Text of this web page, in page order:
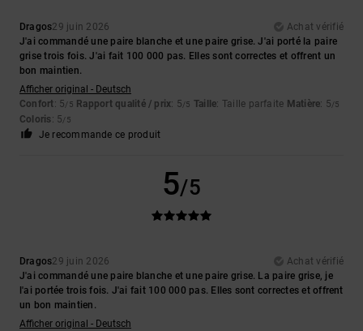
Dragos29 juin 2026
Achat vérifié
J'ai commandé une paire blanche et une paire grise. J'ai porté la paire
grise trois fois. J'ai fait 100 000 pas. Elles sont correctes et offrent un
bon maintien.
Afficher original - Deutsch
Confort: 5/5 Rapport qualité / prix: 5/5 Taille: Taille parfaite Matière: 5/5
Coloris: 5/5
Je recommande ce produit
5/5
Dragos29 juin 2026
Achat vérifié
J'ai commandé une paire blanche et une paire grise. La paire grise, je
l'ai portée trois fois. J'ai fait 100 000 pas. Elles sont correctes et offrent
un bon maintien.
Afficher original - Deutsch